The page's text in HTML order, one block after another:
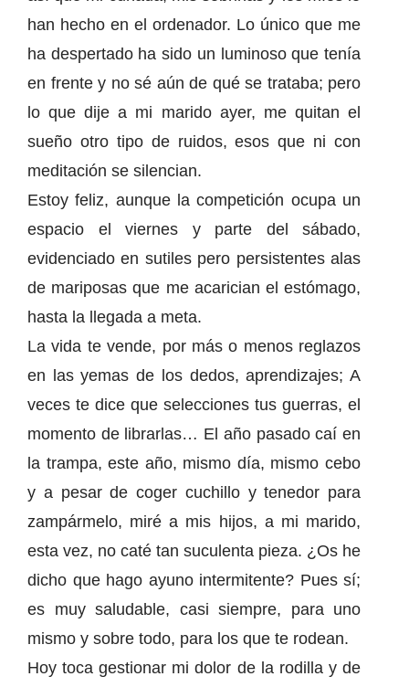
han hecho en el ordenador. Lo único que me
ha despertado ha sido un luminoso que tenía
en frente y no sé aún de qué se trataba; pero
lo que dije a mi marido ayer, me quitan el
sueño otro tipo de ruidos, esos que ni con
meditación se silencian.
Estoy feliz, aunque la competición ocupa un
espacio el viernes y parte del sábado,
evidenciado en sutiles pero persistentes alas
de mariposas que me acarician el estómago,
hasta la llegada a meta.
La vida te vende, por más o menos reglazos
en las yemas de los dedos, aprendizajes; A
veces te dice que selecciones tus guerras, el
momento de librarlas… El año pasado caí en
la trampa, este año, mismo día, mismo cebo
y a pesar de coger cuchillo y tenedor para
zampármelo, miré a mis hijos, a mi marido,
esta vez, no caté tan suculenta pieza. ¿Os he
dicho que hago ayuno intermitente? Pues sí;
es muy saludable, casi siempre, para uno
mismo y sobre todo, para los que te rodean.
Hoy toca gestionar mi dolor de la rodilla y de